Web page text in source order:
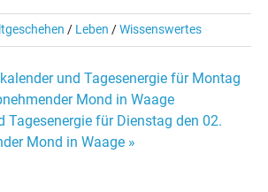
/ Leben /Wissenswertes
und Tagesenergie für Montag
Mond in Waage
Tagesenergie für Dienstag den 02.
Mond in Waage »